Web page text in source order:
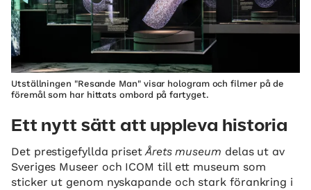
Utställningen "Resande Man" visar hologram och filmer på de
föremål som har hittats ombord på fartyget.
Ett nytt sätt att uppleva historia
Det prestigefyllda prisetÅrets museum delas ut av
Sveriges Museer och ICOM till ett museum som
sticker ut genom nyskapande och stark förankring i